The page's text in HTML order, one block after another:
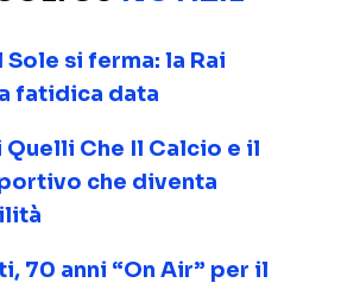
Sole si ferma: la Rai
fatidica data
Quelli Che Il Calcio e il
che diventa
70 anni “On Air” per il